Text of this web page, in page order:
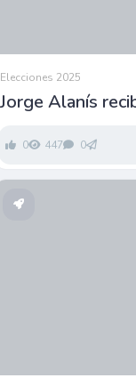
Elecciones 2025
Jorge Alanís
0 447 0